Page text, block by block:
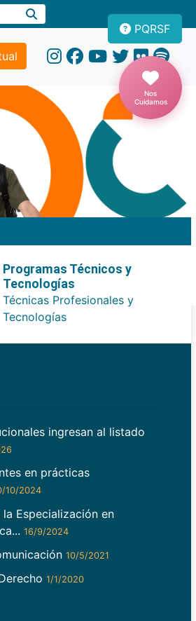
PQRSF
Nos
Cuidamos
Programas Técnicos y
Tecnologías
Técnicas Profesionales y
Tecnologías
ingresan al listado
en prácticas
10/2024
Especialización en
16/9/2024
10/5/2021
1/1/2020